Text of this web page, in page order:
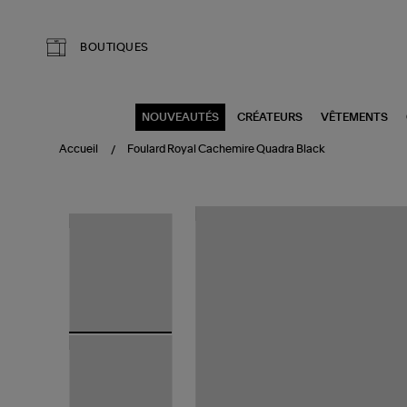
BOUTIQUES
NOUVEAUTÉS CRÉATEURS VÊTEMENTS
Accueil Foulard Royal Cachemire Quadra Black